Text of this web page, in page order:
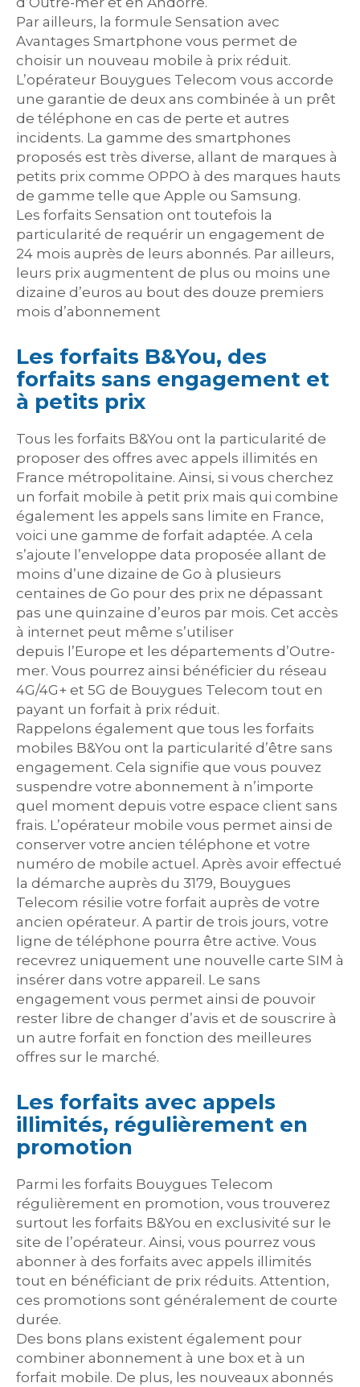
Par ailleurs, la formule Sensation avec
Avantages Smartphone vous permet de
choisir un nouveau mobile à prix réduit.
L’opérateur Bouygues Telecom vous accorde
une garantie de deux ans combinée à un prêt
de téléphone en cas de perte et autres
incidents. La gamme des smartphones
proposés est très diverse, allant de marques à
petits prix comme OPPO à des marques hauts
de gamme telle que Apple ou Samsung.
Les forfaits Sensation ont toutefois la
particularité de requérir un engagement de
24 mois auprès de leurs abonnés. Par ailleurs,
leurs prix augmentent de plus ou moins une
dizaine d’euros au bout des douze premiers
mois d’abonnement
Les forfaits B&You, des
forfaits sans engagement et
à petits prix
Tous les forfaits B&You ont la particularité de
proposer des offres avec appels illimités en
France métropolitaine. Ainsi, si vous cherchez
un forfait mobile à petit prix mais qui combine
également les appels sans limite en France,
voici une gamme de forfait adaptée. A cela
s’ajoute l’enveloppe data proposée allant de
moins d’une dizaine de Go à plusieurs
centaines de Go pour des prix ne dépassant
pas une quinzaine d’euros par mois. Cet accès
à internet peut même s’utiliser
depuis l’Europe et les départements d’Outre-
mer. Vous pourrez ainsi bénéficier du réseau
4G/4G+ et 5G de Bouygues Telecom tout en
payant un forfait à prix réduit.
Rappelons également que tous les forfaits
mobiles B&You ont la particularité d’être sans
engagement. Cela signifie que vous pouvez
suspendre votre abonnement à n’importe
quel moment depuis votre espace client sans
frais. L’opérateur mobile vous permet ainsi de
conserver votre ancien téléphone et votre
numéro de mobile actuel. Après avoir effectué
la démarche auprès du 3179, Bouygues
Telecom résilie votre forfait auprès de votre
ancien opérateur. A partir de trois jours, votre
ligne de téléphone pourra être active. Vous
recevrez uniquement une nouvelle carte SIM à
insérer dans votre appareil. Le sans
engagement vous permet ainsi de pouvoir
rester libre de changer d’avis et de souscrire à
un autre forfait en fonction des meilleures
offres sur le marché.
Les forfaits avec appels
illimités, régulièrement en
promotion
Parmi les forfaits Bouygues Telecom
régulièrement en promotion, vous trouverez
surtout les forfaits B&You en exclusivité sur le
site de l’opérateur. Ainsi, vous pourrez vous
abonner à des forfaits avec appels illimités
tout en bénéficiant de prix réduits. Attention,
ces promotions sont généralement de courte
durée.
Des bons plans existent également pour
combiner abonnement à une box et à un
forfait mobile. De plus, les nouveaux abonnés